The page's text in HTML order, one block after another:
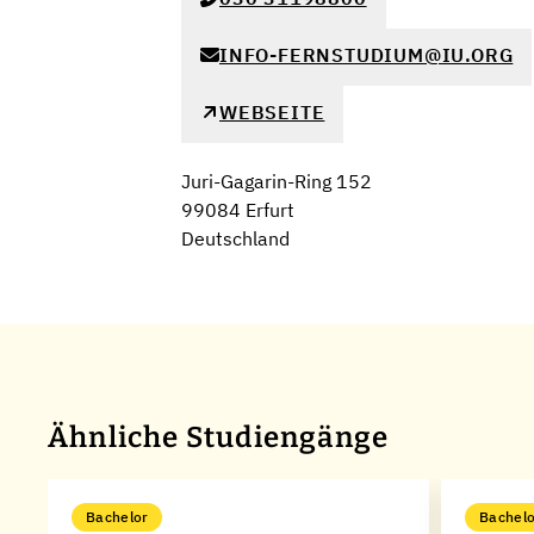
INFO-FERNSTUDIUM@IU.ORG
WEBSEITE
Juri-Gagarin-Ring 152
99084 Erfurt
Deutschland
Ähnliche Studiengänge
Bachelor